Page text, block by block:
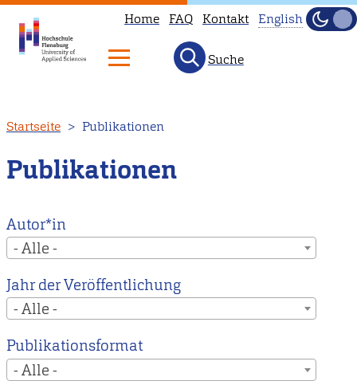
zum
Inhalt
Home FAQ Kontakt
to
our
main
instead.
English
Hell
Suche
Startseite Publikationen
Publikationen
Autor*in
- Alle -
Jahr der Veröffentlichung
- Alle -
Publikationsformat
- Alle -